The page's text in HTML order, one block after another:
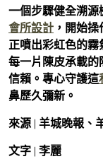
一個步驟健全溯
會所設計 ，開始
正噴出彩虹色的霧
每一片陳皮承載
信賴。專心守護這
鼻歷久彌新。
來源 | 羊城晚報、
文字 | 李麗